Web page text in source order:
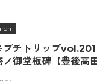
プチトリップ
ノ御堂板碑【豊後高